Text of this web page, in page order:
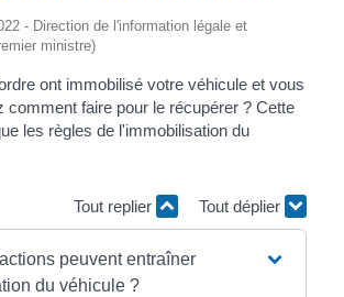
- Direction de l'information légale et
ministre)
ont immobilisé votre véhicule et vous
comment faire pour le récupérer ? Cette
les règles de l'immobilisation du
Tout replier Tout déplier
peuvent entraîner
du véhicule ?